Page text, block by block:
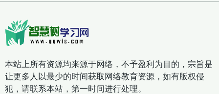
本站上所有资源均来源于网络，不予盈利为目的，宗旨是
让更多人以最少的时间获取网络教育资源，如有版权侵
犯，请联系本站，第一时间进行处理。